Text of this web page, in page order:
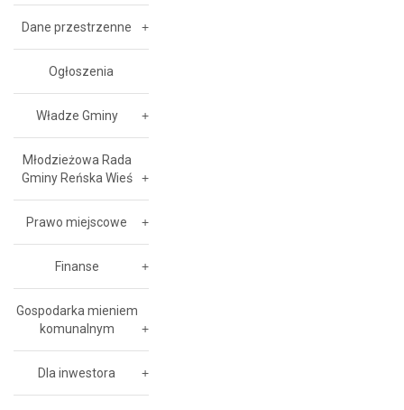
Dane przestrzenne
Ogłoszenia
Władze Gminy
Młodzieżowa Rada
Gminy Reńska Wieś
Prawo miejscowe
Finanse
Gospodarka mieniem
komunalnym
Dla inwestora